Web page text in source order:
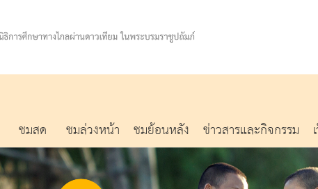
ชมสด ชมล่วงหน้า ชมย้อนหลัง ข่าวสารและกิจกรรม